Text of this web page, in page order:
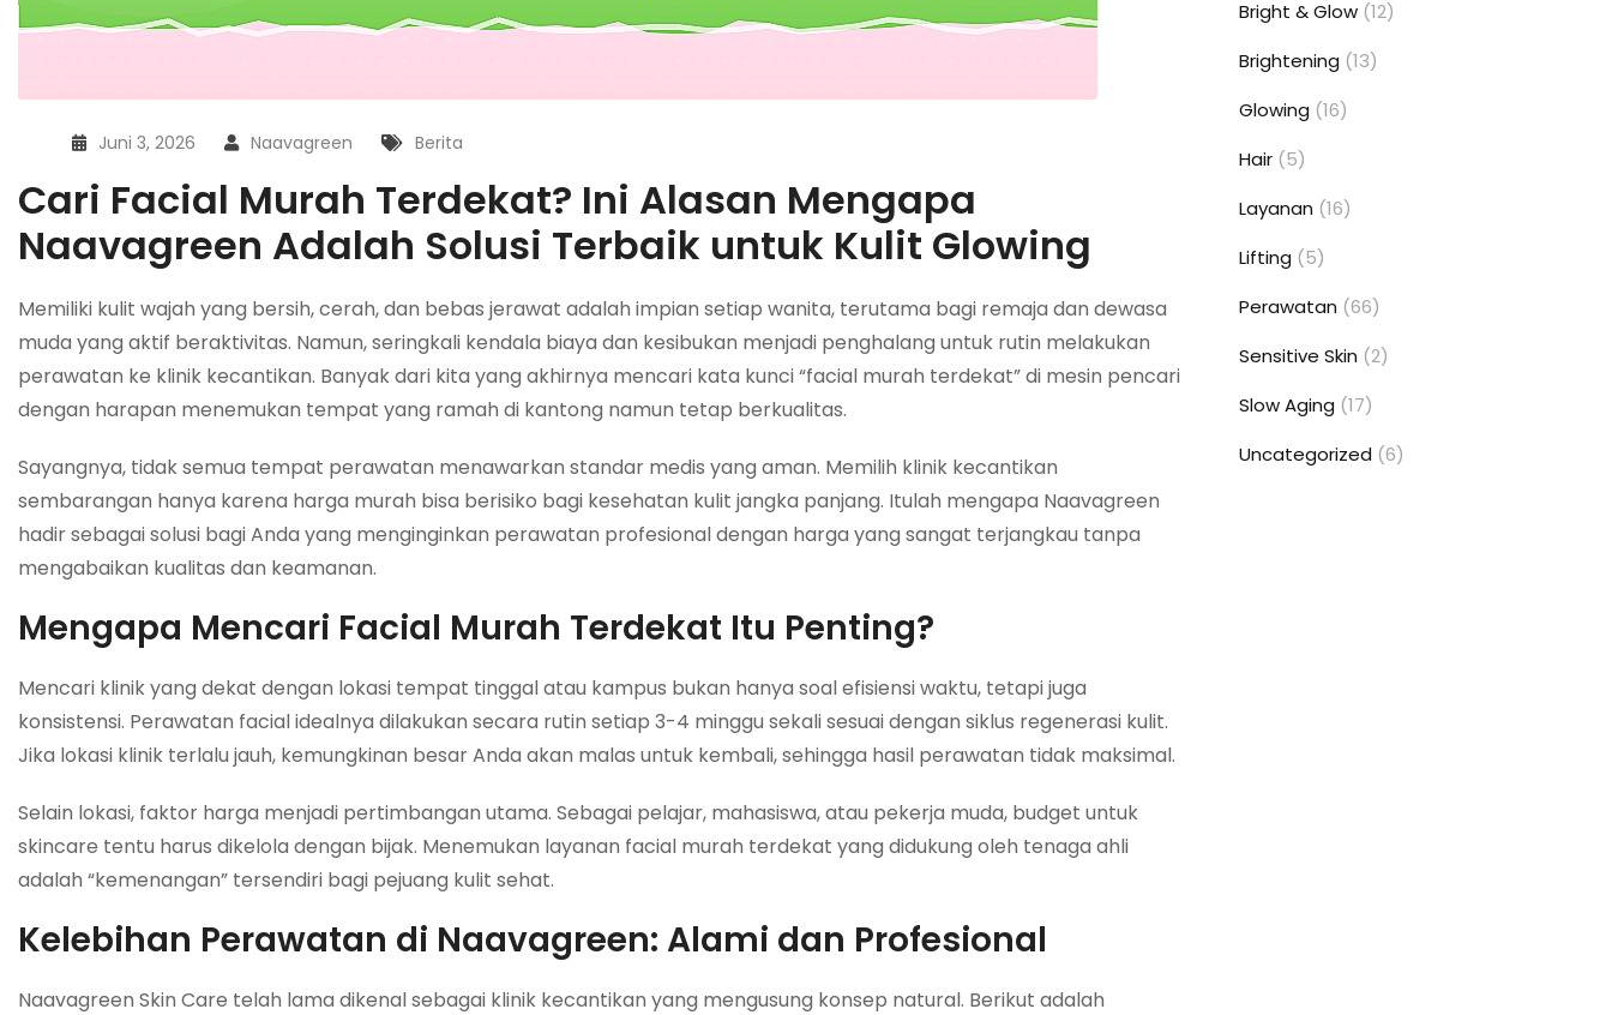
Juni 3, 2026 Naavagreen Berita
Cari Facial Murah Terdekat? Ini Alasan Mengapa
Naavagreen Adalah Solusi Terbaik untuk Kulit Glowing
Memiliki kulit wajah yang bersih, cerah, dan bebas jerawat adalah impian setiap wanita, terutama bagi remaja dan dewasa
muda yang aktif beraktivitas. Namun, seringkali kendala biaya dan kesibukan menjadi penghalang untuk rutin melakukan
perawatan ke klinik kecantikan. Banyak dari kita yang akhirnya mencari kata kunci “facial murah terdekat” di mesin pencari
dengan harapan menemukan tempat yang ramah di kantong namun tetap berkualitas.
Sayangnya, tidak semua tempat perawatan menawarkan standar medis yang aman. Memilih klinik kecantikan
sembarangan hanya karena harga murah bisa berisiko bagi kesehatan kulit jangka panjang. Itulah mengapa Naavagreen
hadir sebagai solusi bagi Anda yang menginginkan perawatan profesional dengan harga yang sangat terjangkau tanpa
mengabaikan kualitas dan keamanan.
Mengapa Mencari Facial Murah Terdekat Itu Penting?
Mencari klinik yang dekat dengan lokasi tempat tinggal atau kampus bukan hanya soal efisiensi waktu, tetapi juga
konsistensi. Perawatan facial idealnya dilakukan secara rutin setiap 3-4 minggu sekali sesuai dengan siklus regenerasi kulit.
Jika lokasi klinik terlalu jauh, kemungkinan besar Anda akan malas untuk kembali, sehingga hasil perawatan tidak maksimal.
Selain lokasi, faktor harga menjadi pertimbangan utama. Sebagai pelajar, mahasiswa, atau pekerja muda, budget untuk
skincare tentu harus dikelola dengan bijak. Menemukan layanan facial murah terdekat yang didukung oleh tenaga ahli
adalah “kemenangan” tersendiri bagi pejuang kulit sehat.
Kelebihan Perawatan di Naavagreen: Alami dan Profesional
Naavagreen Skin Care telah lama dikenal sebagai klinik kecantikan yang mengusung konsep natural. Berikut adalah
Bright & Glow (12)
Brightening (13)
Glowing (16)
Hair (5)
Layanan (16)
Lifting (5)
Perawatan (66)
Sensitive Skin (2)
Slow Aging (17)
Uncategorized (6)